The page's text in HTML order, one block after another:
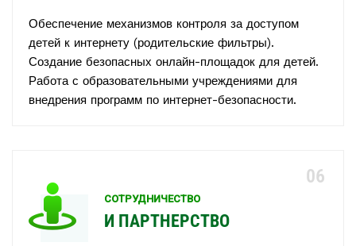
Обеспечение механизмов контроля за доступом
детей к интернету (родительские фильтры).
Создание безопасных онлайн-площадок для детей.
Работа с образовательными учреждениями для
внедрения программ по интернет-безопасности.
И ПАРТНЕРСТВО
СОТРУДНИЧЕСТВО